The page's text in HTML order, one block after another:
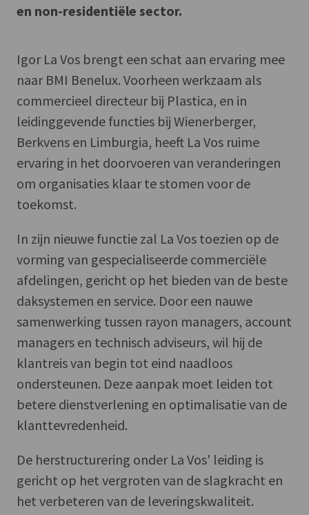
en non-residentiële sector.
Igor La Vos brengt een schat aan ervaring mee
naar BMI Benelux. Voorheen werkzaam als
commercieel directeur bij Plastica, en in
leidinggevende functies bij Wienerberger,
Berkvens en Limburgia, heeft La Vos ruime
ervaring in het doorvoeren van veranderingen
om organisaties klaar te stomen voor de
toekomst.
In zijn nieuwe functie zal La Vos toezien op de
vorming van gespecialiseerde commerciële
afdelingen, gericht op het bieden van de beste
daksystemen en service. Door een nauwe
samenwerking tussen rayon managers, account
managers en technisch adviseurs, wil hij de
klantreis van begin tot eind naadloos
ondersteunen. Deze aanpak moet leiden tot
betere dienstverlening en optimalisatie van de
klanttevredenheid.
De herstructurering onder La Vos' leiding is
gericht op het vergroten van de slagkracht en
het verbeteren van de leveringskwaliteit.